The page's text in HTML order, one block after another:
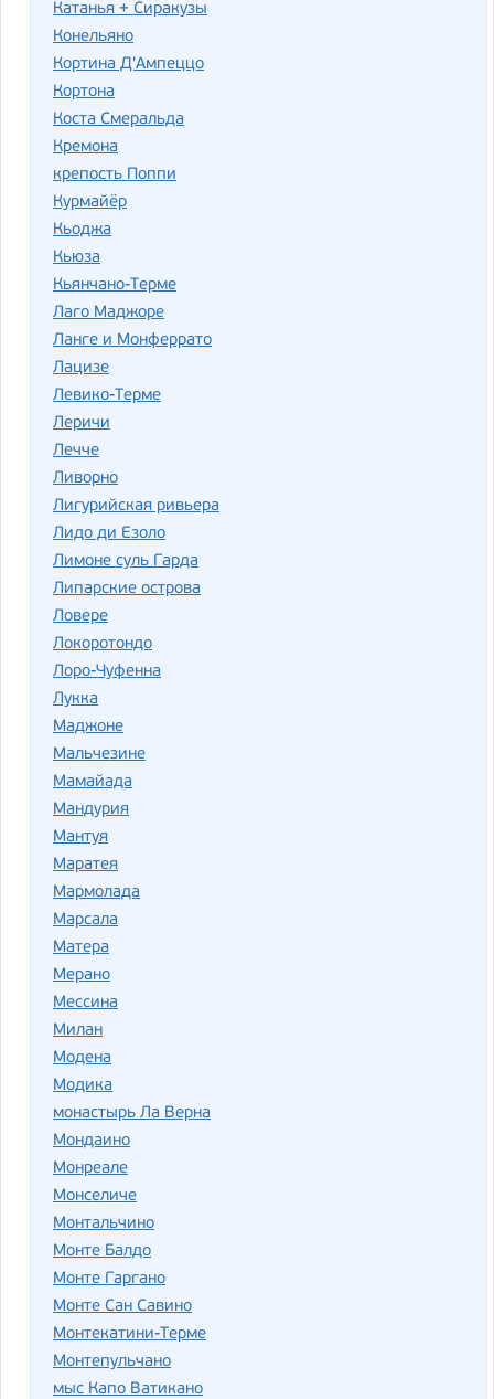
Катанья + Сиракузы
Конельяно
Кортина Д'Ампеццо
Кортона
Коста Смеральда
Кремона
крепость Поппи
Курмайёр
Кьоджа
Кьюза
Кьянчано-Терме
Лаго Маджоре
Ланге и Монферрато
Лацизе
Левико-Терме
Леричи
Лечче
Ливорно
Лигурийская ривьера
Лидо ди Езоло
Лимоне суль Гарда
Липарские острова
Ловере
Локоротондо
Лоро-Чуфенна
Лукка
Маджоне
Мальчезине
Мамайада
Мандурия
Мантуя
Маратея
Мармолада
Марсала
Матера
Мерано
Мессина
Милан
Модена
Модика
монастырь Ла Верна
Мондаино
Монреале
Монселиче
Монтальчино
Монте Балдо
Монте Гаргано
Монте Сан Савино
Монтекатини-Терме
Монтепульчано
мыс Капо Ватикано